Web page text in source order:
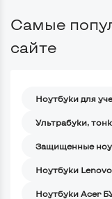
Самые
сайте
Ноутбуки для
Ультрабуки,
Защищенные
Ноутбуки
Ноутбуки Acer